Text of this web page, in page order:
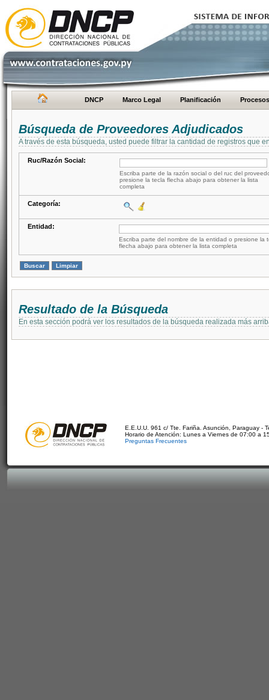
DNCP Marco Legal Planificación Procesos
Búsqueda de Proveedores Adjudicados
A través de esta búsqueda, usted puede filtrar la cantidad de registros que
Ruc/Razón Social:
Escriba parte de la razón social o del ruc del
presione la tecla flecha abajo para obtener la lista
completa
Categoría:
Entidad:
Escriba parte del nombre de la entidad o presione la
flecha abajo para obtener la lista completa
Resultado de la Búsqueda
En esta sección podrá ver los resultados de la búsqueda realizada más
E.E.U.U. 961 c/ Tte. Fariña. Asunción, Paraguay -
Horario de Atención: Lunes a Viernes de 07:00 a
Preguntas Frecuentes